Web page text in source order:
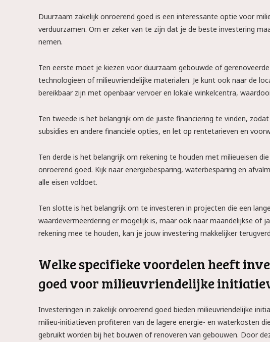
Duurzaam zakelijk onroerend goed is een interessante optie voor
verduurzamen. Om er zeker van te zijn dat je de beste investering
nemen.
Ten eerste moet je kiezen voor duurzaam gebouwde of
technologieën of milieuvriendelijke materialen. Je kunt ook naar de
bereikbaar zijn met openbaar vervoer en lokale winkelcentra,
Ten tweede is het belangrijk om de juiste financiering te vinden,
subsidies en andere financiële opties, en let op rentetarieven en
Ten derde is het belangrijk om rekening te houden met milieueisen
onroerend goed. Kijk naar energiebesparing, waterbesparing en
alle eisen voldoet.
Ten slotte is het belangrijk om te investeren in projecten die een
waardevermeerdering er mogelijk is, maar ook naar maandelijkse of
rekening mee te houden, kan je jouw investering makkelijker
Welke specifieke voordelen heeft
goed voor milieuvriendelijke
Investeringen in zakelijk onroerend goed bieden milieuvriendelijke
milieu-initiatieven profiteren van de lagere energie- en waterkosten
gebruikt worden bij het bouwen of renoveren van gebouwen. Door